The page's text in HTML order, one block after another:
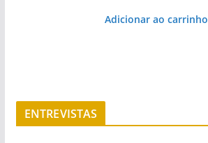
Adicionar ao carrinho
ENTREVISTAS